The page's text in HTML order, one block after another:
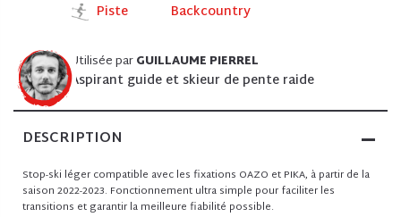
Piste
Backcountry
Utilisée parGUILLAUME PIERREL
Aspirant guide et skieur de pente raide
DESCRIPTION
Stop-ski léger compatible avec les fixations OAZO et PIKA, à partir de la
saison 2022-2023. Fonctionnement ultra simple pour faciliter les
transitions et garantir la meilleure fiabilité possible.